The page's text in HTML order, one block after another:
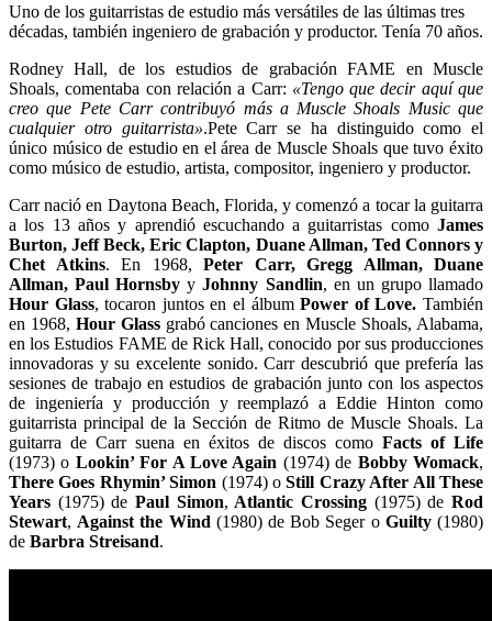
Uno de los guitarristas de estudio más versátiles de las últimas tres
décadas, también ingeniero de grabación y productor. Tenía 70 años.
Rodney Hall, de los estudios de grabación FAME en Muscle
Shoals, comentaba con relación a Carr: «Tengo que decir aquí que
creo que Pete Carr contribuyó más a Muscle Shoals Music que
cualquier otro guitarrista».Pete Carr se ha distinguido como el
único músico de estudio en el área de Muscle Shoals que tuvo éxito
como músico de estudio, artista, compositor, ingeniero y productor.
Carr nació en Daytona Beach, Florida, y comenzó a tocar la guitarra
a los 13 años y aprendió escuchando a guitarristas como James
Burton, Jeff Beck, Eric Clapton, Duane Allman, Ted Connors y
Chet Atkins. En 1968, Peter Carr, Gregg Allman, Duane
Allman, Paul Hornsby yJohnny Sandlin, en un grupo llamado
Hour Glass, tocaron juntos en el álbumPower of Love. También
en 1968, Hour Glassgrabó canciones en Muscle Shoals, Alabama,
en los Estudios FAME de Rick Hall, conocido por sus producciones
innovadoras y su excelente sonido. Carr descubrió que prefería las
sesiones de trabajo en estudios de grabación junto con los aspectos
de ingeniería y producción y reemplazó a Eddie Hinton como
guitarrista principal de la Sección de Ritmo de Muscle Shoals. La
guitarra de Carr suena en éxitos de discos como Facts of Life
(1973) o Lookin’ For A Love Again (1974) de Bobby Womack,
There Goes Rhymin’ Simon (1974) oStill Crazy After All These
Years (1975) de Paul Simon, Atlantic Crossing (1975) deRod
Stewart, Against the Wind (1980) de Bob Seger o Guilty(1980)
de Barbra Streisand.